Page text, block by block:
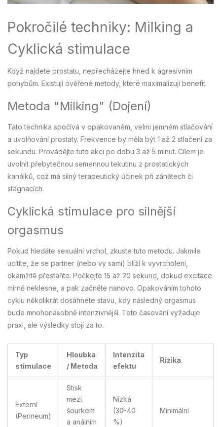
Pokročilé techniky: Milking a
Cyklická stimulace
Když najdete prostatu, nepřecházejte hned k agresivním
pohybům. Existují ověřené metody, které maximalizují benefit.
Metoda "Milking" (Dojení)
Tato technika spočívá v opakovaném, velmi jemném stlačování
a uvolňování prostaty. Frekvence by měla být 1 až 2 stlačení za
sekundu. Provádějte tuto akci po dobu 3 až 5 minut. Cílem je
uvolnit přebytečnou semennou tekutinu z prostatických
kanálků, což má silný terapeutický účinek při zánětech či
stagnacích.
Cyklická stimulace pro silnější
orgasmus
Pokud hledáte sexuální vrchol, zkuste tuto metodu. Jakmile
ucítíte, že se partner (nebo vy sami) blíží k vyvrcholení,
okamžitě přestaňte. Počkejte 15 až 20 sekund, dokud excitace
mírně neklesne, a pak začněte nanovo. Opakováním tohoto
cyklu několikrát dosáhnete stavu, kdy následný orgasmus
bude mnohonásobně intenzivnější. Toto časování vyžaduje
praxi, ale výsledky stojí za to.
Typ
stimulace
Hloubka
/ Metoda
Intenzita
efektu
Rizika
Externí
(Perineum)
Stisk
mezi
šourkem
a análním
Nízká
(30-40
%)
Minimální